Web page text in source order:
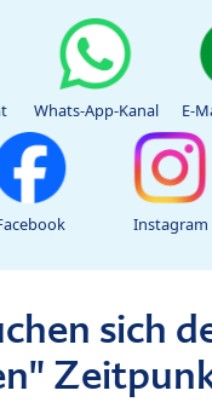
Whats-App-Kanal E-
Instagram
sich